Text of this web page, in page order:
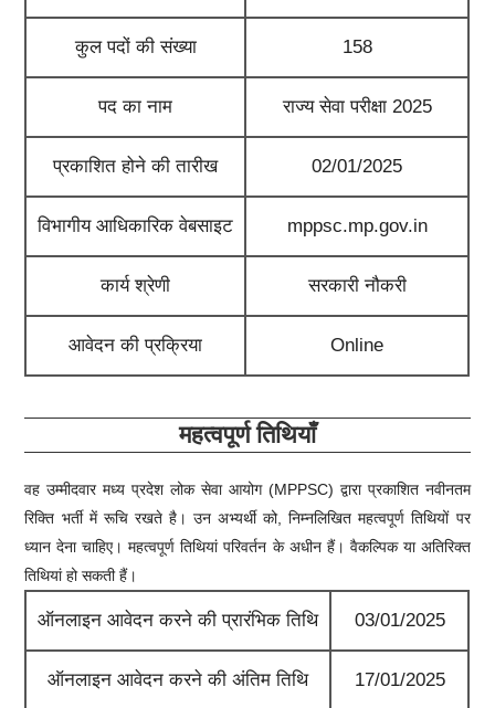
कुल पदों की संख्या 158
पद का नाम राज्य सेवा परीक्षा 2025
प्रकाशित होने की तारीख 02/01/2025
विभागीय आधिकारिक वेबसाइट mppsc.mp.gov.in
कार्य श्रेणी सरकारी नौकरी
आवेदन की प्रक्रिया Online
महत्वपूर्ण तिथियाँ
वह उम्मीदवार मध्य प्रदेश लोक सेवा आयोग (MPPSC) द्वारा प्रकाशित नवीनतम
रिक्ति भर्ती में रूचि रखते है। उन अभ्यर्थी को, निम्नलिखित महत्वपूर्ण तिथियों पर
ध्यान देना चाहिए। महत्वपूर्ण तिथियां परिवर्तन के अधीन हैं। वैकल्पिक या अतिरिक्त
तिथियां हो सकती हैं।
ऑनलाइन आवेदन करने की प्रारंभिक तिथि 03/01/2025
ऑनलाइन आवेदन करने की अंतिम तिथि 17/01/2025